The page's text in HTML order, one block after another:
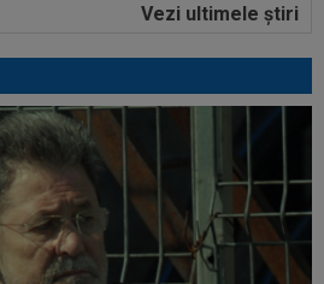
Dumitrescu a numit cel mai
Champions League
Petrescu s-a decis
transferului carierei
Vezi ultimele ştiri